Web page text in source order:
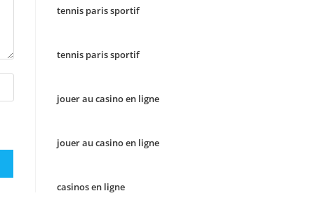
tennis paris sportif
tennis paris sportif
jouer au casino en ligne
jouer au casino en ligne
casinos en ligne